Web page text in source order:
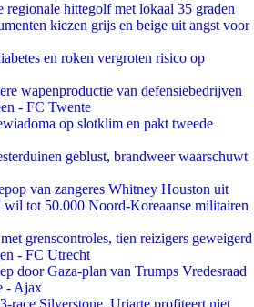
regionale hittegolf met lokaal 35 graden
kiezen grijs en beige uit angst voor
en roken vergroten risico op
wapenproductie van defensiebedrijven
- FC Twente
op slotklim en pakt tweede
geblust, brandweer waarschuwt
van zangeres Whitney Houston uit
wil tot 50.000 Noord-Koreaanse militairen
grenscontroles, tien reizigers geweigerd
- FC Utrecht
door Gaza-plan van Trumps Vredesraad
- Ajax
race Silverstone, Uriarte profiteert niet